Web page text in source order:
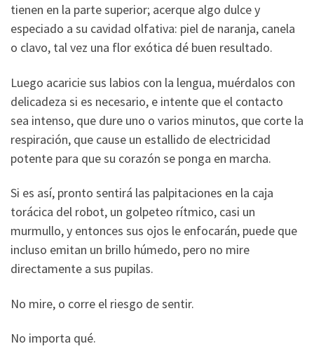
tienen en la parte superior; acerque algo dulce y
especiado a su cavidad olfativa: piel de naranja, canela
o clavo, tal vez una flor exótica dé buen resultado.
Luego acaricie sus labios con la lengua, muérdalos con
delicadeza si es necesario, e intente que el contacto
sea intenso, que dure uno o varios minutos, que corte la
respiración, que cause un estallido de electricidad
potente para que su corazón se ponga en marcha.
Si es así, pronto sentirá las palpitaciones en la caja
torácica del robot, un golpeteo rítmico, casi un
murmullo, y entonces sus ojos le enfocarán, puede que
incluso emitan un brillo húmedo, pero no mire
directamente a sus pupilas.
No mire, o corre el riesgo de sentir.
No importa qué.